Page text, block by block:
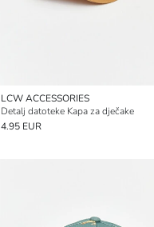
LCW ACCESSORIES
Detalj datoteke Kapa za dječake
4.95 EUR